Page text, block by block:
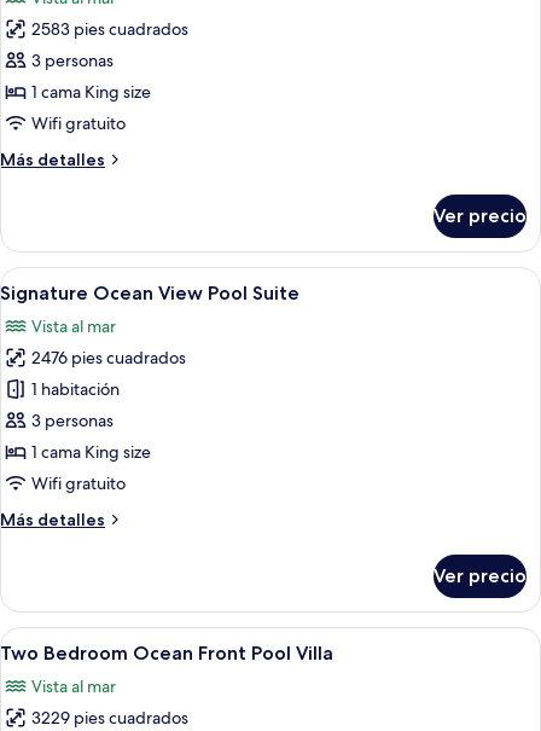
las
fotos
de
Ocean
Front
Villa
2583 pies cuadrados
3 personas
1 cama King size
Wifi gratuito
Más detalles
Más
Front
Pool
Villa
Ver precio
Abrir
todas
las
fotos
de
Signature
Ocean
View
Suite
Un área junto a la piscina con
12
Signature Ocean View Pool Suite
Vista al mar
2476 pies cuadrados
1 habitación
3 personas
1 cama King size
Wifi gratuito
Más detalles
Más
Ocean
View
Pool
Ver precio
Abrir
todas
las
fotos
Una piscina azul cristalina con
7
Two Bedroom Ocean Front Pool Villa
Vista al mar
3229 pies cuadrados